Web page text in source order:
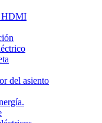
HDMI
del asiento